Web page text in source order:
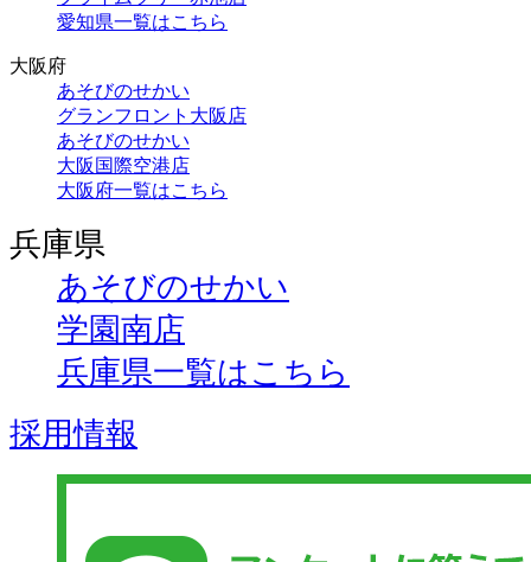
愛知県一覧はこちら
大阪府
あそびのせかい
グランフロント大阪店
あそびのせかい
大阪国際空港店
大阪府一覧はこちら
兵庫県
あそびのせかい
学園南店
兵庫県一覧はこちら
採用情報